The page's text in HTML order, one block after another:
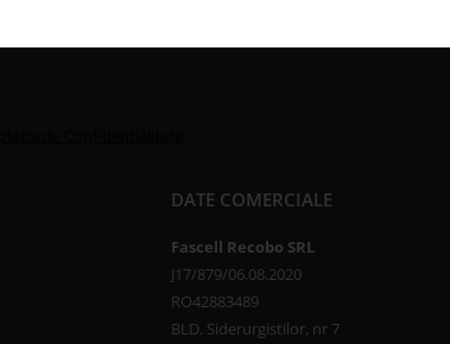
DATE COMERCIALE
Fascell Recobo SRL
J17/879/06.08.2020
RO42883489
BLD. Siderurgistilor, nr 7